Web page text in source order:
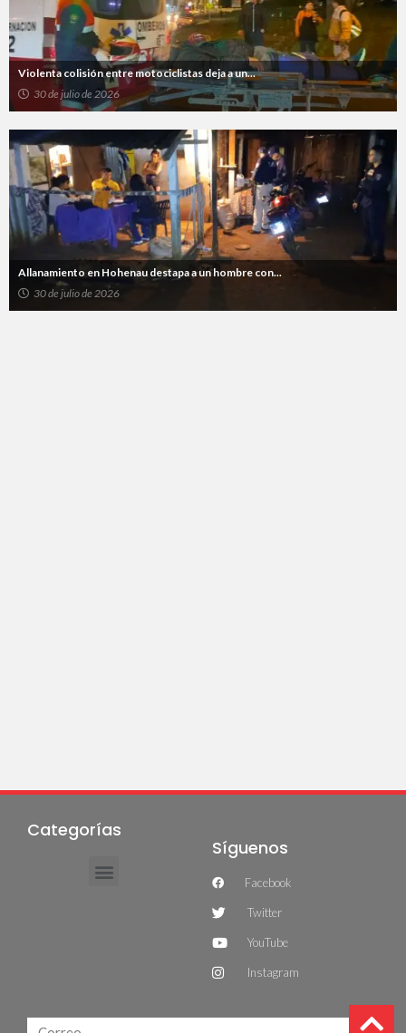
Violenta colisión entre motociclistas deja a un...
30 de julio de 2026
Allanamiento en Hohenau destapa a un hombre con...
30 de julio de 2026
Categorías
Síguenos
Facebook
Twitter
YouTube
Instagram